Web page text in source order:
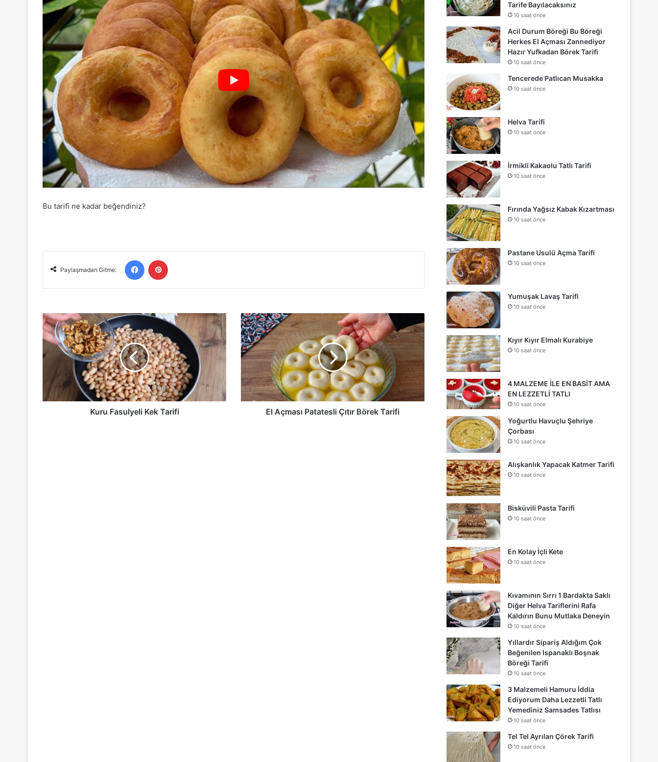
Bu tarifi ne kadar beğendiniz?
Paylaşmadan Gitme:
Facebook
Kuru
Fasulyeli
Kek
Kuru Fasulyeli Kek Tarifi
El
Açması
Patatesli
Çıtır
Börek
Tarifi
El Açması Patatesli Çıtır Börek Tarifi
Tarife Bayılacaksınız
10 saat önce
Acil Durum Böreği Bu Böreği
Herkes El Açması Zannediyor
Hazır Yufkadan Börek Tarifi
10 saat önce
Tencerede Patlıcan Musakka
10 saat önce
Helva Tarifi
10 saat önce
İrmikli Kakaolu Tatlı Tarifi
10 saat önce
Fırında Yağsız Kabak Kızartması
10 saat önce
Pastane Usulü Açma Tarifi
10 saat önce
Yumuşak Lavaş Tarifi
10 saat önce
Kıyır Kıyır Elmalı Kurabiye
10 saat önce
4 MALZEME İLE EN BASİT AMA
EN LEZZETLİ TATLI
10 saat önce
Yoğurtlu Havuçlu Şehriye
Çorbası
10 saat önce
Alışkanlık Yapacak Katmer Tarifi
10 saat önce
Bisküvili Pasta Tarifi
10 saat önce
En Kolay İçli Kete
10 saat önce
Kıvamının Sırrı 1 Bardakta Saklı
Diğer Helva Tariflerini Rafa
Kaldırın Bunu Mutlaka Deneyin
10 saat önce
Yıllardır Sipariş Aldığım Çok
Beğenilen Ispanaklı Boşnak
Böreği Tarifi
10 saat önce
3 Malzemeli Hamuru İddia
Ediyorum Daha Lezzetli Tatlı
Yemediniz Samsades Tatlısı
10 saat önce
Tel Tel Ayrılan Çörek Tarifi
10 saat önce